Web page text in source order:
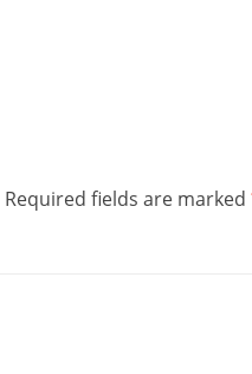
Required fields are marked